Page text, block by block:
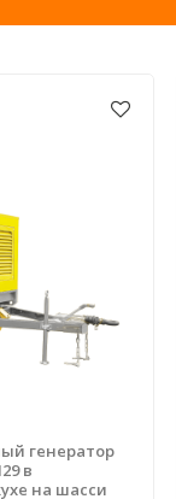
генератор
в
на шасси